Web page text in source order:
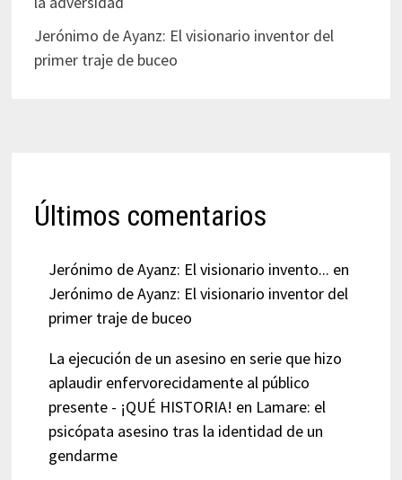
Jerónimo de Ayanz: El visionario inventor del
primer traje de buceo
Últimos comentarios
Jerónimo de Ayanz: El visionario invento... en
Jerónimo de Ayanz: El visionario inventor del
primer traje de buceo
La ejecución de un asesino en serie que hizo
aplaudir enfervorecidamente al público
presente - ¡QUÉ HISTORIA! en Lamare: el
psicópata asesino tras la identidad de un
gendarme